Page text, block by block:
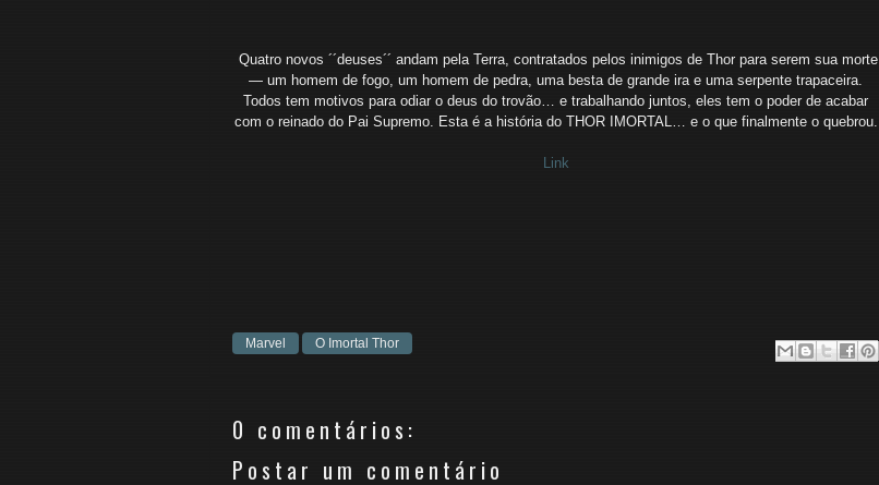
Quatro novos ´´deuses´´ andam pela Terra, contratados pelos inimigos de Thor para serem sua morte
— um homem de fogo, um homem de pedra, uma besta de grande ira e uma serpente trapaceira.
Todos tem motivos para odiar o deus do trovão… e trabalhando juntos, eles tem o poder de acabar
com o reinado do Pai Supremo. Esta é a história do THOR IMORTAL… e o que finalmente o quebrou.
Link
Marvel O Imortal Thor
0 comentários:
Postar um comentário